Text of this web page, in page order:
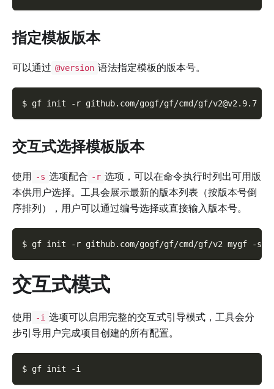
指定模板版本
可以通过 @version 语法指定模板的版本号。
$ gf init -r github.com/gogf/gf/cmd/gf/v2@v2.9.7
交互式选择模板版本
使用 -s 选项配合 -r 选项，可以在命令执行时列出可用版
本供用户选择。工具会展示最新的版本列表（按版本号倒
序排列），用户可以通过编号选择或直接输入版本号。
$ gf init -r github.com/gogf/gf/cmd/gf/v2 mygf -s
交互式模式
使用 -i 选项可以启用完整的交互式引导模式，工具会分
步引导用户完成项目创建的所有配置。
$ gf init -i